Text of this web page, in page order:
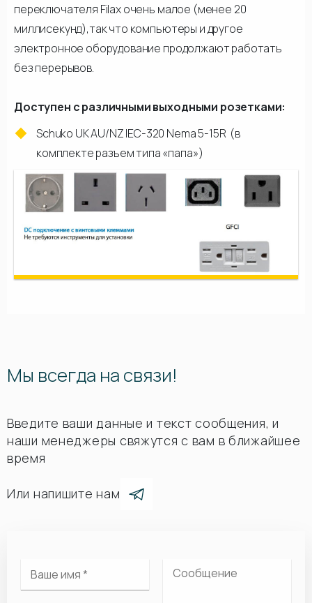
переключателя Filax очень малое (менее 20
миллисекунд),так что компьютеры и другое
электронное оборудование продолжают работать
без перерывов.
Доступен с различными выходными розетками:
Schuko UK AU/NZ IEC-320 Nema 5-15R (в
комплекте разъем типа «папа»)
Мы всегда на связи!
Введите ваши данные и текст сообщения, и
наши менеджеры свяжутся с вам в ближайшее
время
Или напишите нам